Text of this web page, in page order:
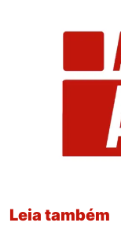
Leia também